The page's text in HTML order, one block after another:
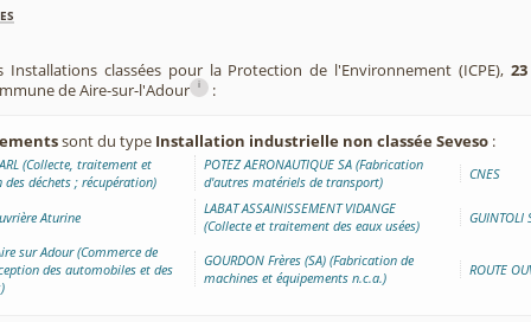
Installations classées pour la Protection de l'Environnement (ICPE),
de Aire-sur-l'Adour
i :
sont du type Installation industrielle non classée Seveso :
(Collecte, traitement et
déchets ; récupération)
POTEZ AERONAUTIQUE SA (Fabrication
d'autres matériels de transport)
CNES
Aturine
LABAT ASSAINISSEMENT VIDANGE
(Collecte et traitement des eaux usées)
GUINTOLI
sur Adour (Commerce de
des automobiles et des
GOURDON Frères (SA) (Fabrication de
machines et équipements n.c.a.)
ROUTE